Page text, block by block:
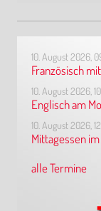
10. August 2026,
Französisch
10. August 2026,
Englisch am
10. August 2026,
Mittagessen
alle Termine